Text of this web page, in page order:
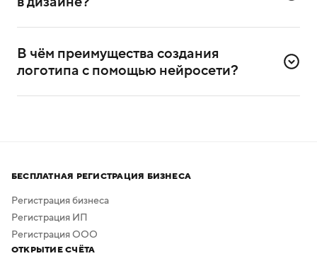
дизайнерского опыта. Он разработан специально для
самостоятельного создания логотипов.
В чём преимущества создания
логотипа с помощью нейросети?
а скачать результат можно бесплатно в высоком
качестве. Дополнительная обработка не нужна —
в сервисе предусмотрено скачивание логотипа без
фона.
БЕСПЛАТНАЯ РЕГИСТРАЦИЯ БИЗНЕСА
Регистрация бизнеса
Регистрация ИП
Регистрация ООО
ОТКРЫТИЕ СЧЁТА